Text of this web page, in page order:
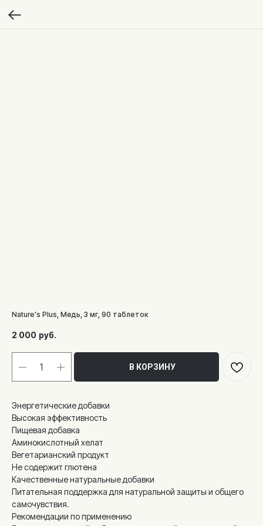
Nature's Plus, Медь, 3 мг, 90 таблеток
2 000 руб.
В КОРЗИНУ
Энергетические добавки
Высокая эффективность
Пищевая добавка
Аминокислотный хелат
Вегетарианский продукт
Не содержит глютена
Качественные натуральные добавки
Питательная поддержка для натуральной защиты и общего
самочувствия.
Рекомендации по применению